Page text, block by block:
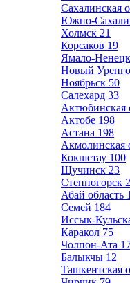
Сахалинская
Южно-
Холмск 21
Корсаков 19
Ямало-
Новый
Ноябрьск 50
Салехард 33
Актюбинская
Актобе 198
Астана 198
Акмолинская
Кокшетау 100
Щучинск 23
Степногорск
Абай область
Семей 184
Иссык-
Каракол 75
Чолпон-Ата
Балыкчы 12
Ташкентская